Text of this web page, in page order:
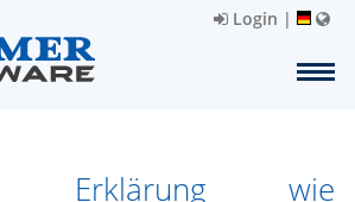
Login |
Erklärung wie